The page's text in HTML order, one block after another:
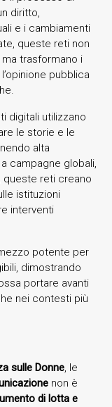
diritto,
e i cambiamenti
queste reti non
trasformano i
pubblica
digitali utilizzano
le storie e le
alta
campagne globali,
queste reti creano
istituzioni
interventi
potente per
dimostrando
portare avanti
nei contesti più
sulle Donne, le
non è
di lotta e